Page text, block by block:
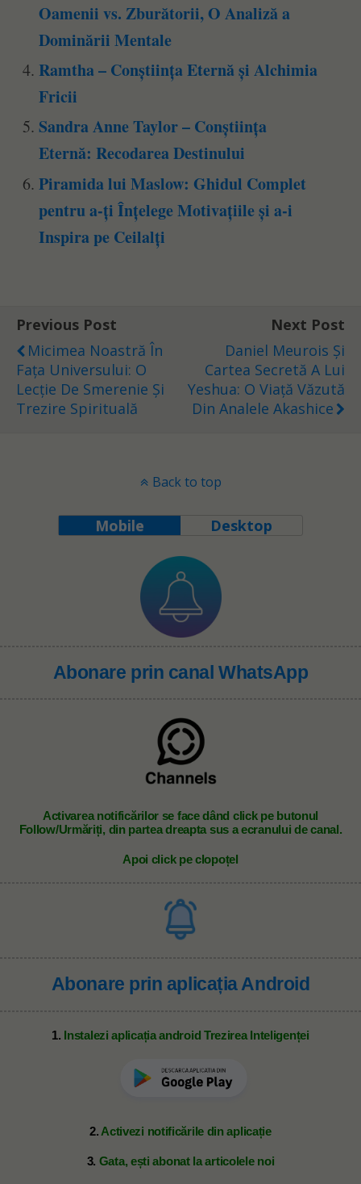
Oamenii vs. Zburătorii, O Analiză a
Dominării Mentale
Ramtha – Conștiința Eternă și Alchimia
Fricii
Sandra Anne Taylor – Conștiința
Eternă: Recodarea Destinului
Piramida lui Maslow: Ghidul Complet
pentru a-ți Înțelege Motivațiile și a-i
Inspira pe Ceilalți
Previous Post
Micimea Noastră În
Fața Universului: O
Lecție De Smerenie Și
Trezire Spirituală
Next Post
Daniel Meurois Și
Cartea Secretă A Lui
Yeshua: O Viață Văzută
Din Analele Akashice
Back to top
Mobile Desktop
Abonare prin canal WhatsApp
Activarea notificărilor se face dând click pe butonul
Follow/Urmăriți, din partea dreapta sus a ecranului de canal.
Apoi click pe clopoțel
Abonare prin aplicația Android
1. Instalezi aplicația android Trezirea Inteligenței
2.Activezi notificările din aplicație
3. Gata, ești abonat la articolele noi